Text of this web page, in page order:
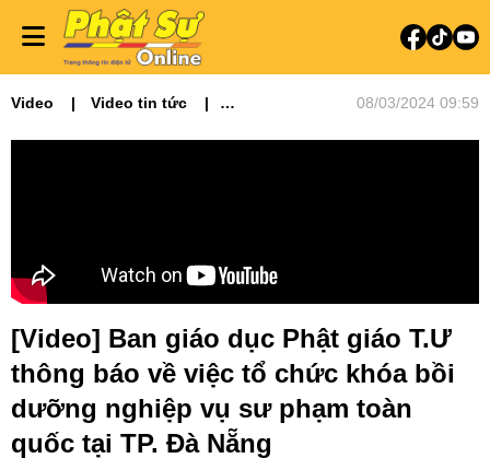
Video
Video tin tức
08/03/2024 09:59
[Video] Ban giáo dục Phật giáo T.Ư
thông báo về việc tổ chức khóa bồi
dưỡng nghiệp vụ sư phạm toàn
quốc tại TP. Đà Nẵng